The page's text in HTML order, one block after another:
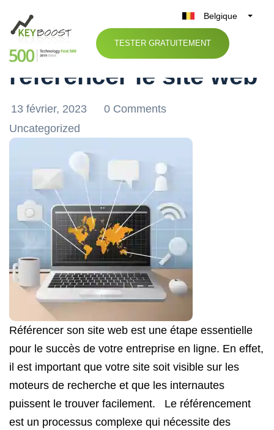
Belgique
België
Nederland
TESTER GRATUITEMENT
Foire aux questions :
référencer le site web
13 février, 2023
0 Comments
Uncategorized
Référencer son site web est une étape essentielle
pour le succès de votre entreprise en ligne. En effet,
il est important que votre site soit visible sur les
moteurs de recherche et que les internautes
puissent le trouver facilement. Le référencement
est un processus complexe qui nécessite des